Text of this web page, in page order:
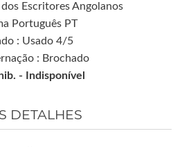
Escritores Angolanos
Português PT
: Usado 4/5
: Brochado
-
Indisponível
DETALHES